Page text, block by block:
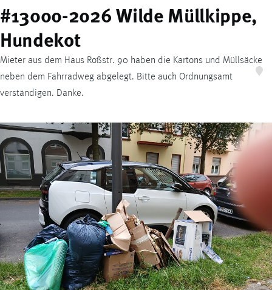
#13000-2026 Wilde Müllkippe,
Hundekot
Mieter aus dem Haus Roßstr. 90 haben die Kartons und Müllsäcke
neben dem Fahrradweg abgelegt. Bitte auch Ordnungsamt
verständigen. Danke.